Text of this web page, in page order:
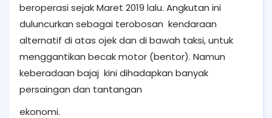
beroperasi sejak Maret 2019 lalu. Angkutan ini
duluncurkan sebagai terobosan kendaraan
alternatif di atas ojek dan di bawah taksi, untuk
menggantikan becak motor (bentor). Namun
keberadaan bajaj kini dihadapkan banyak
persaingan dan tantangan
ekonomi.